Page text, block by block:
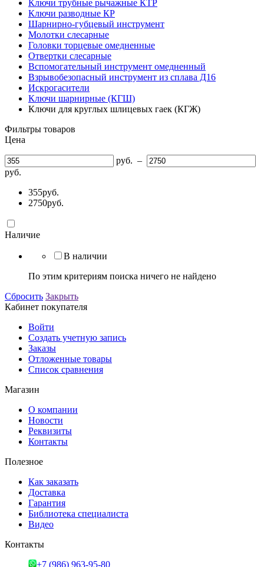
Ключи трубные рычажные КТР
Ключи разводные КР
Шарнирно-губцевый инструмент
Молотки слесарные
Головки торцевые омедненные
Отвертки слесарные
Вспомогательный инструмент омедненный
Взрывобезопасный инструмент из сплава Д16
Искрогасители
Ключи шарнирные (КГШ)
Ключи для круглых шлицевых гаек (КГЖ)
Фильтры товаров
Цена
руб. –
руб.
355руб.
2750руб.
Наличие
В наличии
По этим критериям поиска ничего не найдено
Сбросить Закрыть
Кабинет покупателя
Войти
Создать учетную запись
Заказы
Отложенные товары
Список сравнения
Магазин
О компании
Новости
Реквизиты
Контакты
Полезное
Как заказать
Доставка
Гарантия
Библиотека специалиста
Видео
Контакты
+7 (986) 963-95-80